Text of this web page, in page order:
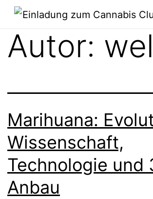
Autor:
Marihuana:
Wissenschaft,
Technologie und
Anbau